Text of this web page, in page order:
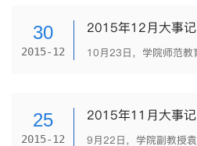
30
2015-12
2015年12月大事记
25
2015-12
2015年11月大事记